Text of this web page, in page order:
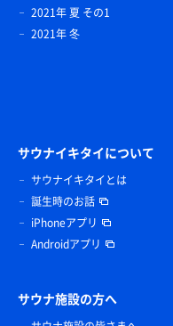
2021年 夏 その1
2021年 冬
サウナイキタイについて
サウナイキタイとは
誕生時のお話
iPhoneアプリ
Androidアプリ
サウナ施設の方へ